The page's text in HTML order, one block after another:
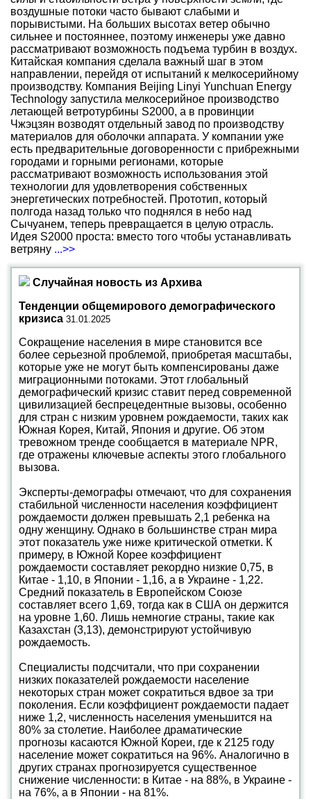
воздушные потоки часто бывают слабыми и
порывистыми. На больших высотах ветер обычно
сильнее и постояннее, поэтому инженеры уже давно
рассматривают возможность подъема турбин в воздух.
Китайская компания сделала важный шаг в этом
направлении, перейдя от испытаний к мелкосерийному
производству. Компания Beijing Linyi Yunchuan Energy
Technology запустила мелкосерийное производство
летающей ветротурбины S2000, а в провинции
Чжэцзян возводят отдельный завод по производству
материалов для оболочки аппарата. У компании уже
есть предварительные договоренности с прибрежными
городами и горными регионами, которые
рассматривают возможность использования этой
технологии для удовлетворения собственных
энергетических потребностей. Прототип, который
полгода назад только что поднялся в небо над
Сычуанем, теперь превращается в целую отрасль.
Идея S2000 проста: вместо того чтобы устанавливать
ветряну ...>>
Случайная новость из Архива
Тенденции общемирового демографического
кризиса 31.01.2025
Сокращение населения в мире становится все
более серьезной проблемой, приобретая масштабы,
которые уже не могут быть компенсированы даже
миграционными потоками. Этот глобальный
демографический кризис ставит перед современной
цивилизацией беспрецедентные вызовы, особенно
для стран с низким уровнем рождаемости, таких как
Южная Корея, Китай, Япония и другие. Об этом
тревожном тренде сообщается в материале NPR,
где отражены ключевые аспекты этого глобального
вызова.
Эксперты-демографы отмечают, что для сохранения
стабильной численности населения коэффициент
рождаемости должен превышать 2,1 ребенка на
одну женщину. Однако в большинстве стран мира
этот показатель уже ниже критической отметки. К
примеру, в Южной Корее коэффициент
рождаемости составляет рекордно низкие 0,75, в
Китае - 1,10, в Японии - 1,16, а в Украине - 1,22.
Средний показатель в Европейском Союзе
составляет всего 1,69, тогда как в США он держится
на уровне 1,60. Лишь немногие страны, такие как
Казахстан (3,13), демонстрируют устойчивую
рождаемость.
Специалисты подсчитали, что при сохранении
низких показателей рождаемости население
некоторых стран может сократиться вдвое за три
поколения. Если коэффициент рождаемости падает
ниже 1,2, численность населения уменьшится на
80% за столетие. Наиболее драматические
прогнозы касаются Южной Кореи, где к 2125 году
население может сократиться на 96%. Аналогично в
других странах прогнозируется существенное
снижение численности: в Китае - на 88%, в Украине -
на 76%, а в Японии - на 81%.